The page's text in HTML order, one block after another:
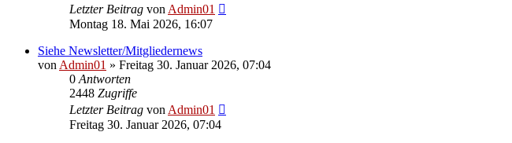
Letzter Beitrag von Admin01
Montag 18. Mai 2026, 16:07
Siehe Newsletter/Mitgliedernews
von Admin01 » Freitag 30. Januar 2026, 07:04
0 Antworten
2448 Zugriffe
Letzter Beitrag von Admin01
Freitag 30. Januar 2026, 07:04